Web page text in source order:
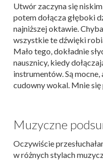
Utwór zaczyna się
potem dołącza głęboki
najniższej oktawie.
wszystkie te dźwięki
Mało tego, dokładnie
nausznicy, kiedy
instrumentów. Są
cudowny wokal. Mnie
Muzyczne
Oczywiście
w różnych stylach